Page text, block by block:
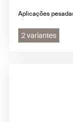
Aplicações
2 variantes